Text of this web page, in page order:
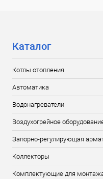
Каталог
Котлы отопления
Автоматика
Водонагреватели
Воздухогрейное
Запорно-регулирующая
Коллекторы
Комплектующие для